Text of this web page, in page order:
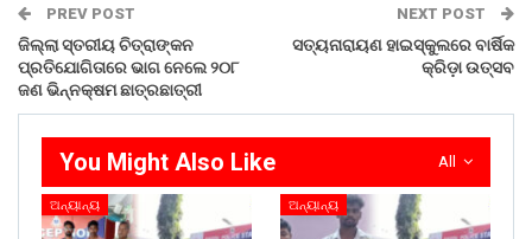
PREV POST
ଜିଲ୍ଲା ସ୍ତରୀୟ ଚିତ୍ରାଙ୍କନ
ପ୍ରତିଯୋଗିତାରେ ଭାଗ ନେଲେ ୨୦୮
ଜଣ ଭିନ୍ନକ୍ଷମ ଛାତ୍ରଛାତ୍ରୀ
NEXT POST
ସତ୍ୟନାରାୟଣ ହାଇସ୍କୁଲରେ ବାର୍ଷିକ
କ୍ରିଡ଼ା ଉତ୍ସବ
All
You Might Also Like
ଅନ୍ୟାନ୍ୟ ଅନ୍ୟାନ୍ୟ